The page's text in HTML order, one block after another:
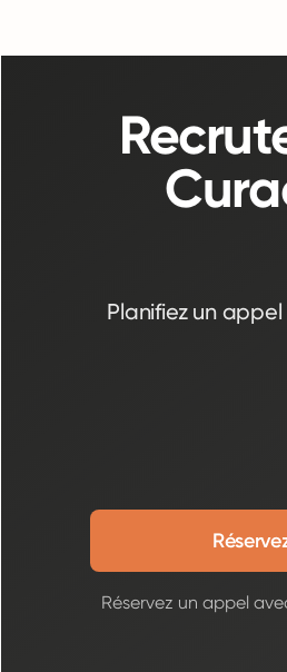
Planifiez un
Réservez un appel